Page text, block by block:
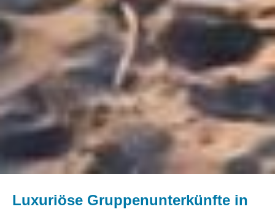
Luxuriöse Gruppenunterkünfte in